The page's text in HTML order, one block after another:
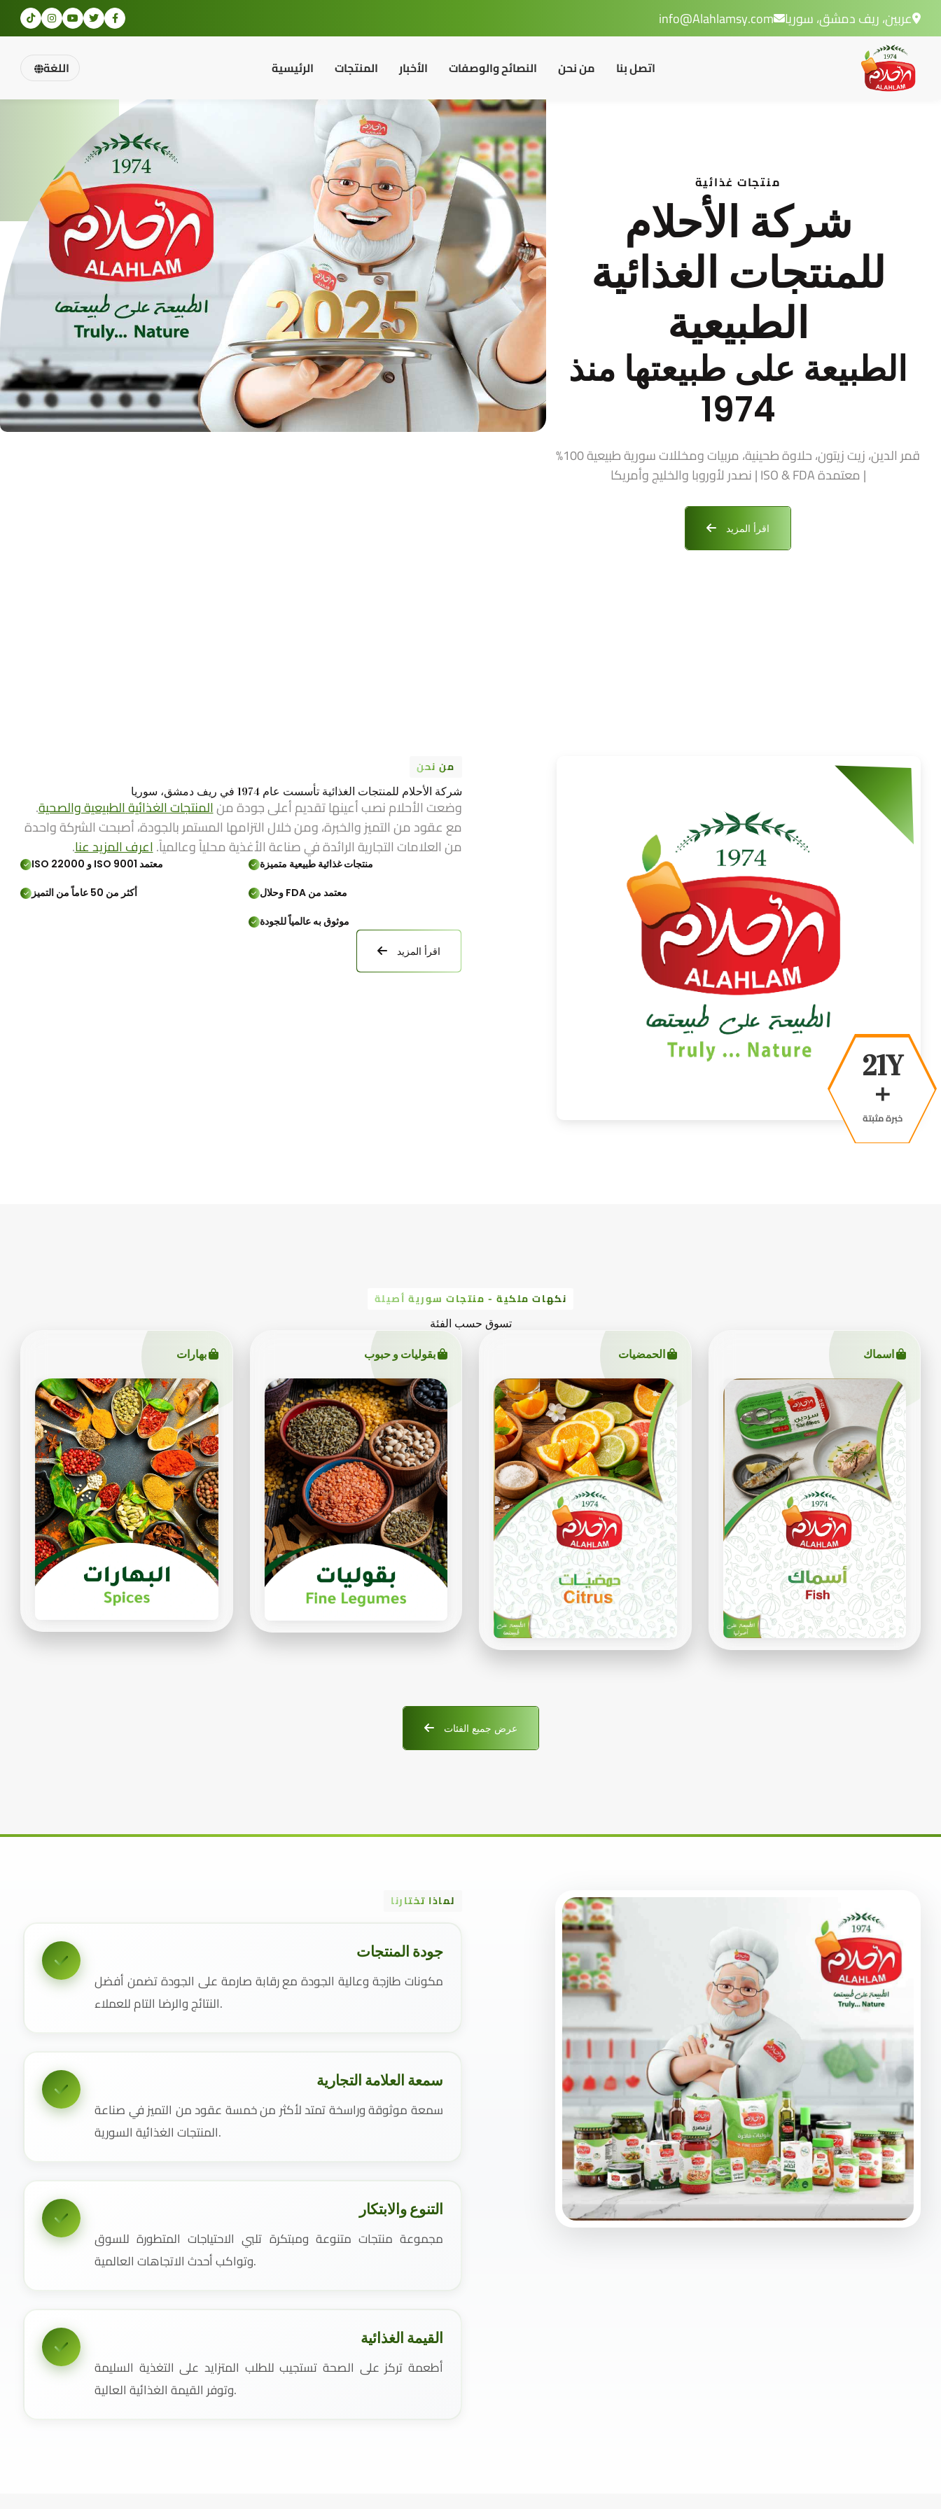
عربين، ريف دمشق، سوريا info@Alahlamsy.com
الرئيسية المنتجات الأخبار النصائح والوصفات من نحن اتصل بنا اللغة
منتجات غذائية
شركة الأحلام
للمنتجات الغذائية
الطبيعية
الطبيعة على طبيعتها منذ
1974
قمر الدين، زيت زيتون، حلاوة طحينية، مربيات ومخللات سورية طبيعية 100%
| معتمدة ISO & FDA | نصدر لأوروبا والخليج وأمريكا
اقرأ المزيد
38Y
+
خبرة مثبتة
من نحن
شركة الأحلام للمنتجات الغذائية تأسست عام 1974 في ريف دمشق، سوريا
وضعت الأحلام نصب أعينها تقديم أعلى جودة منالمنتجات الغذائية الطبيعية والصحية.
مع عقود من التميز والخبرة، ومن خلال التزامها المستمر بالجودة، أصبحت الشركة واحدة
من العلامات التجارية الرائدة في صناعة الأغذية محلياً وعالمياً.اعرف المزيد عنا.
منتجات غذائية طبيعية متميزة معتمد ISO 9001 و ISO 22000
معتمد من FDA وحلال أكثر من 50 عاماً من التميز
موثوق به عالمياً للجودة
اقرأ المزيد
نكهات ملكية - منتجات سورية أصيلة
تسوق حسب الفئة
اسماك الحمضيات بقوليات و حبوب بهارات
عرض جميع الفئات
لماذا تختارنا
جودة المنتجات
مكونات طازجة وعالية الجودة مع رقابة صارمة على الجودة تضمن أفضل
النتائج والرضا التام للعملاء.
سمعة العلامة التجارية
سمعة موثوقة وراسخة تمتد لأكثر من خمسة عقود من التميز في صناعة
المنتجات الغذائية السورية.
التنوع والابتكار
مجموعة منتجات متنوعة ومبتكرة تلبي الاحتياجات المتطورة للسوق
وتواكب أحدث الاتجاهات العالمية.
القيمة الغذائية
أطعمة تركز على الصحة تستجيب للطلب المتزايد على التغذية السليمة
وتوفر القيمة الغذائية العالية.